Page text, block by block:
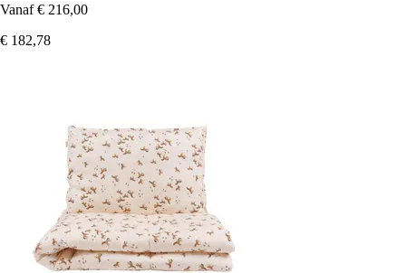
Vanaf € 216,00
€ 182,78